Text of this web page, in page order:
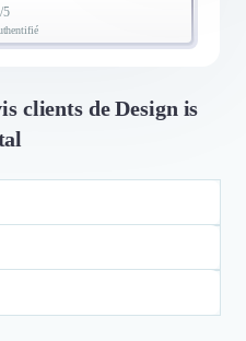
/5
clients de Design is